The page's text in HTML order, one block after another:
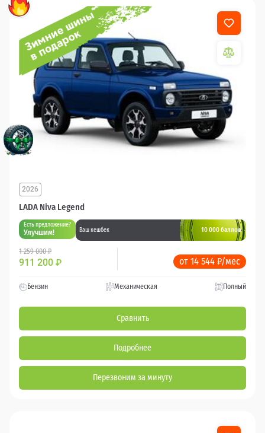
LADA Niva Legend
2026
Есть предложение?
Улучшим! Ваш кешбек 10 000 баллов
1 259 000 ₽
911 200 ₽ от 14 544 ₽/мес
Бензин Механическая Полный
Сравнить
Подробнее
Перезвоним за минуту